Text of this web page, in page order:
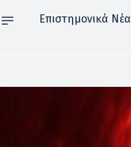
Επιστημονικά Νέα